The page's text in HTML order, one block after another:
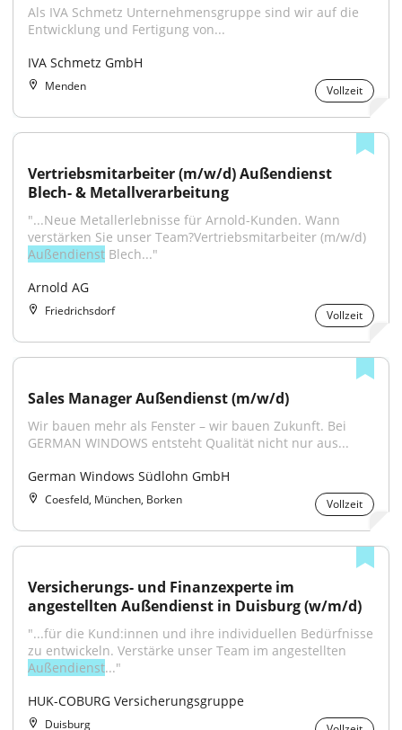
Als IVA Schmetz Unternehmensgruppe sind wir auf die
Entwicklung und Fertigung von...
IVA Schmetz GmbH
Menden Vollzeit
Vertriebsmitarbeiter (m/w/d) Außendienst
Blech- & Metallverarbeitung
"...Neue Metallerlebnisse für Arnold-Kunden. Wann
Außendienst Blech..."
Arnold AG
Friedrichsdorf Vollzeit
Sales Manager Außendienst (m/w/d)
Wir bauen mehr als Fenster – wir bauen Zukunft. Bei
GERMAN WINDOWS entsteht Qualität nicht nur aus...
German Windows Südlohn GmbH
Coesfeld, München, Borken Vollzeit
Versicherungs- und Finanzexperte im
angestellten Außendienst in Duisburg (w/m/d)
"...für die Kund:innen und ihre individuellen Bedürfnisse
Außendienst..."
HUK-COBURG Versicherungsgruppe
Duisburg